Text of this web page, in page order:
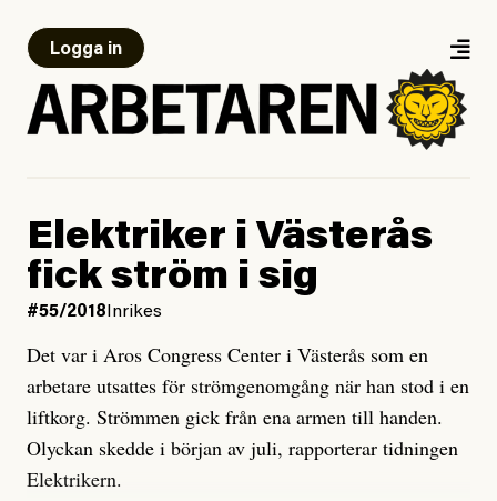
Logga in
Elektriker i Västerås
fick ström i sig
#55/2018Inrikes
Det var i Aros Congress Center i Västerås som en
arbetare utsattes för strömgenomgång när han stod i en
liftkorg. Strömmen gick från ena armen till handen.
Olyckan skedde i början av juli, rapporterar tidningen
Elektrikern.